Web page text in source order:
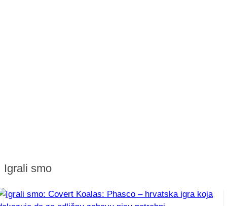
Igrali smo